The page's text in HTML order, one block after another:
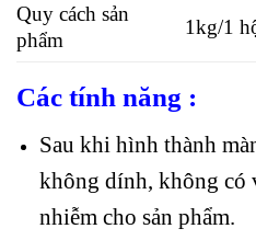
Quy cách sản
phẩm
1kg/1
Các tính năng :
Sau khi hình thành
không dính, không có
nhiễm cho sản phẩm.